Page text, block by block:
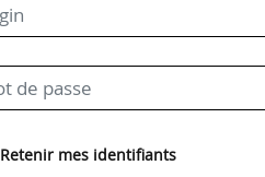
Retenir mes identifiants